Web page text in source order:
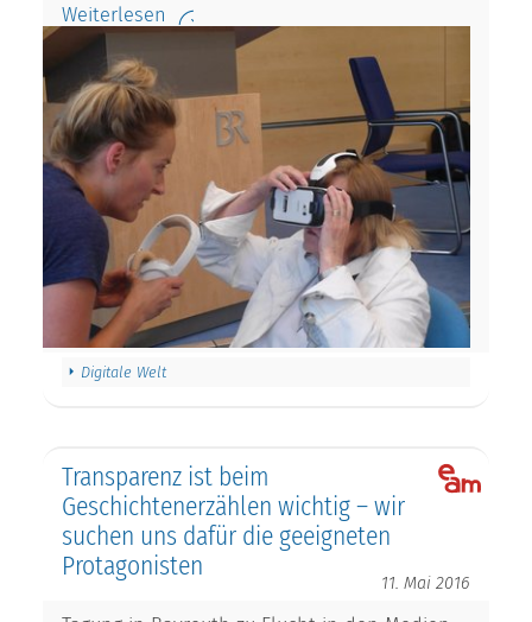
Weiterlesen
Digitale Welt
Transparenz ist beim
Geschichtenerzählen wichtig – wir
suchen uns dafür die geeigneten
Protagonisten
11. Mai 2016